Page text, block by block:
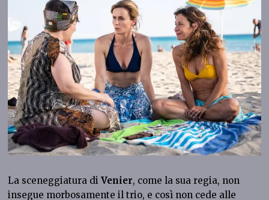
La sceneggiatura diVenier, come la sua regia, non
insegue morbosamente il trio, e così non cede alle